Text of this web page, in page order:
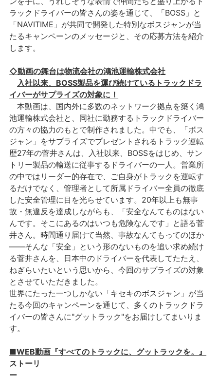
ラックドライバーの皆さんの姿を通じて、「BOSS」と
「NAVITIME」が共同で開発した特別なボスジャンが当
たるキャンペーンのメッセージと、その応募方法を紹介
します。
◇動画の舞台は物流会社の鴻池運輸株式会社
入社以来、BOSS製品を運び続けているトラックドラ
イバーがサプライズの対象に！
本動画は、国内外に多数のネットワーク拠点を築く鴻
池運輸株式会社と、同社に勤務するトラックドライバー
の方々の協力のもとで制作されました。中でも、「ボス
ジャン」をサプライズでプレゼントされるトラック運転
歴27年の菅井さんは、入社以来、BOSSをはじめ、サン
トリー製品の輸送に従事するドライバーの一人。営業所
の中ではリーダー的存在で、ご自身がトラックを運転す
るだけでなく、管理者として所属ドライバー全員の徹底
した安全管理に目を光らせています。20年以上も無事
故・無違反を達成しながらも、「安全なんてものはない
んです。そこにあるのはいつも危険なんです」と語る菅
井さん。時間通り届けて当然、事故なんてもってのほか
――そんな「安全」という形のないものを追い求め続け
る菅井さんを、日本中のドライバーを代表してたたえ、
ねぎらいたいという思いから、今回のサプライズの対象
とさせていただきました。
世界にたった一つしかない「キセキのボスジャン」が当
たる今回のキャンペーンを通じて、多くのトラックドラ
イバーの皆さんに"グットラック"をお届けしてまいりま
す。
■WEB動画『すべてのトラックに、グットラックを。』
ストーリ